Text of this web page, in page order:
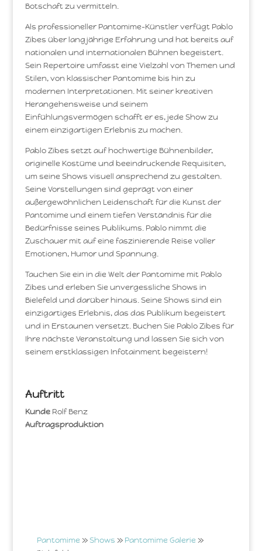
Botschaft zu vermitteln.
Als professioneller Pantomime-Künstler verfügt Pablo
Zibes über langjährige Erfahrung und hat bereits auf
nationalen und internationalen Bühnen begeistert.
Sein Repertoire umfasst eine Vielzahl von Themen und
Stilen, von klassischer Pantomime bis hin zu
modernen Interpretationen. Mit seiner kreativen
Herangehensweise und seinem
Einfühlungsvermögen schafft er es, jede Show zu
einem einzigartigen Erlebnis zu machen.
Pablo Zibes setzt auf hochwertige Bühnenbilder,
originelle Kostüme und beeindruckende Requisiten,
um seine Shows visuell ansprechend zu gestalten.
Seine Vorstellungen sind geprägt von einer
außergewöhnlichen Leidenschaft für die Kunst der
Pantomime und einem tiefen Verständnis für die
Bedürfnisse seines Publikums. Pablo nimmt die
Zuschauer mit auf eine faszinierende Reise voller
Emotionen, Humor und Spannung.
Tauchen Sie ein in die Welt der Pantomime mit Pablo
Zibes und erleben Sie unvergessliche Shows in
Bielefeld und darüber hinaus. Seine Shows sind ein
einzigartiges Erlebnis, das das Publikum begeistert
und in Erstaunen versetzt. Buchen Sie Pablo Zibes für
Ihre nächste Veranstaltung und lassen Sie sich von
seinem erstklassigen Infotainment begeistern!
Auftritt
Kunde Rolf Benz
Auftragsproduktion
Pantomime »Shows » Pantomime Galerie »